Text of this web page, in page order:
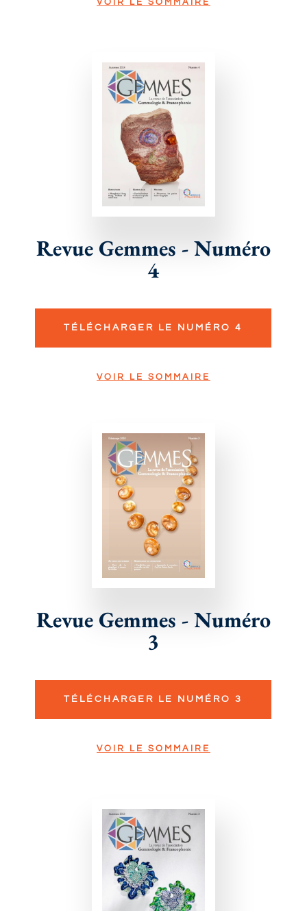
Revue Gemmes - Numéro
4
TÉLÉCHARGER LE NUMÉRO 4
VOIR LE SOMMAIRE
Revue Gemmes - Numéro
3
TÉLÉCHARGER LE NUMÉRO 3
VOIR LE SOMMAIRE